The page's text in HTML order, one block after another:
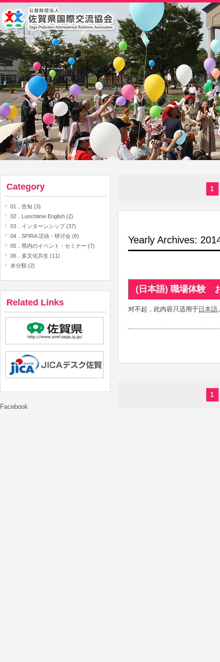
Category
01．告知 (3)
02．Lunchtime English (2)
03．インターンシップ (37)
04．SPIRA 活动・研讨会 (6)
05．県内のイベント・セミナー (7)
06．多文化共生 (11)
未分類 (2)
Related Links
Facebook
1
Yearly Archives:
(日本語) 職場体験
对不起，此内容只适用于 日本語
1